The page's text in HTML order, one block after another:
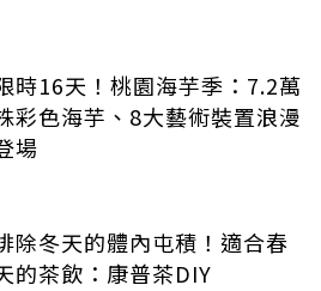
時16天！桃園海芋季：7.2萬
彩色海芋、8大藝術裝置浪漫
場
除冬天的體內屯積！適合春
的茶飲：康普茶DIY